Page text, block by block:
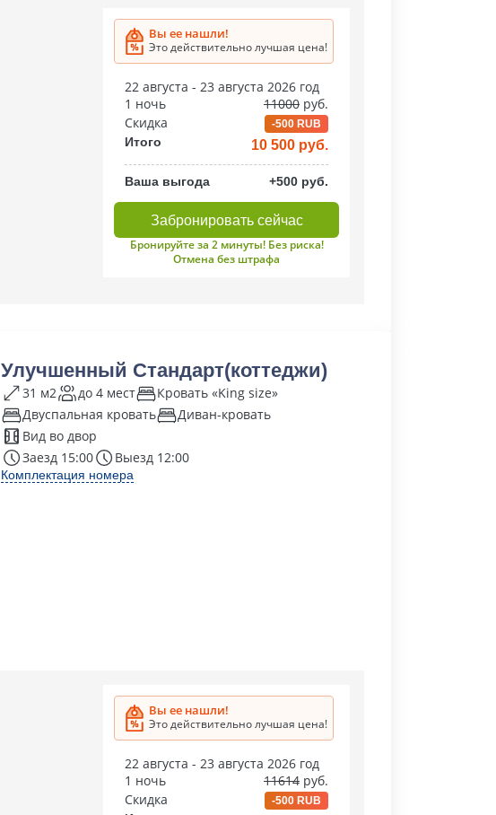
Вы ее нашли!
Это действительно лучшая цена!
22 августа - 23 августа 2026 год
1 ночь
11000 руб.
Скидка
-500 RUB
Итого 10 500 руб.
Ваша выгода +500 руб.
Забронировать сейчас
Бронируйте за 2 минуты! Без риска!
Отмена без штрафа
Улучшенный Стандарт(коттеджи)
31 м2 до 4 мест
Кровать «King size»
Двуспальная кровать
Диван-кровать
Вид во двор
Заезд 15:00
Выезд 12:00
Комплектация номера
Вы ее нашли!
Это действительно лучшая цена!
22 августа - 23 августа 2026 год
1 ночь
11614 руб.
Скидка
-500 RUB